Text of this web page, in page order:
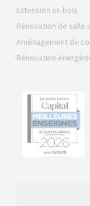
Extension en bois
Rénovation de salle
Aménagement de
Rénovation